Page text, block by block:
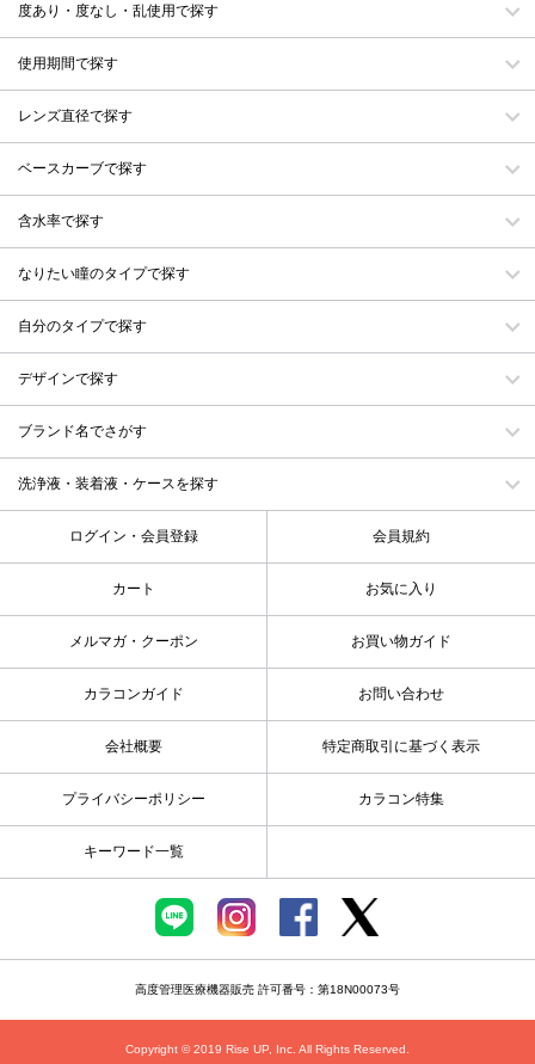
度あり・度なし・乱使用で探す
使用期間で探す
レンズ直径で探す
ベースカーブで探す
含水率で探す
なりたい瞳のタイプで探す
自分のタイプで探す
デザインで探す
ブランド名でさがす
洗浄液・装着液・ケースを探す
ログイン・会員登録 会員規約
カート お気に入り
メルマガ・クーポン お買い物ガイド
カラコンガイド お問い合わせ
会社概要 特定商取引に基づく表示
プライバシーポリシー カラコン特集
キーワード一覧
高度管理医療機器販売 許可番号：第18N00073号
Copyright © 2019 Rise UP, Inc. All Rights Reserved.